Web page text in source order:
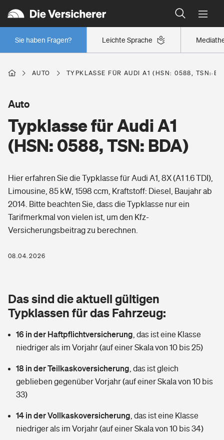
Leichte Sprache
Sie haben Fragen?
Wer versichert was: Jetzt Versicherer finden
Regionalklassen: So ist Ihre Region eingestuft
Wer versichert was: Jetzt Versicherer finden
Berufsunfähigkeitsversicherung
Erwerbsunfähigkeitsversicherung
Grundfähigkeitsversicherung
Arbeitsrechtsschutz
Berufshaftpflichtversicherung
Zur Übersicht
Tools
Wer versichert was: Jetzt Versicherer finden
Sie haben Fragen?
Wohnen
Glasversicherung
Mietkautionsversicherung
Restkreditversicherung
Freizeit
Pri­vate Haft­pflicht­
Kinderunfall­ver­si­che­rung
Kinderinvalidität
Reiseversicherung
Hundehalter-Haftpflicht
Gesundheit
Private Krankenversicherung
Dread-Disease-Versicherung
Tierkrankenversicherung
Tools
Wer versichert was: Jetzt Versicherer finden
AUTO TYPKLASSE FÜR AUDI A1 (HSN: 0588, TSN:
Typklasse für Audi A1
(HSN: 0588, TSN: BDA)
Auto
Hier erfahren Sie die Typklasse für Audi A1, 8X (A1 1.6 TDI),
Limousine, 85 kW, 1598 ccm, Kraftstoff: Diesel, Baujahr ab
2014. Bitte beachten Sie, dass die Typklasse nur ein
Tarifmerkmal von vielen ist, um den Kfz-
Versicherungsbeitrag zu berechnen.
08.04.2026
Das sind die aktuell gültigen
Typklassen für das Fahrzeug:
16 in der Haftpflichtversicherung das ist eine Klasse
niedriger als im Vorjahr (auf einer Skala von 10 bis 25)
18 in der Teilkaskoversicherung das ist gleich
geblieben gegenüber Vorjahr (auf einer Skala von 10 bis
33)
14 in der Vollkaskoversicherung das ist eine Klasse
niedriger als im Vorjahr (auf einer Skala von 10 bis 34)